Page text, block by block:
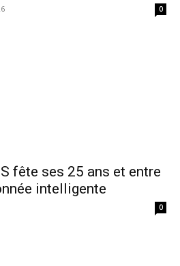
0
fête ses 25 ans et entre
intelligente
0